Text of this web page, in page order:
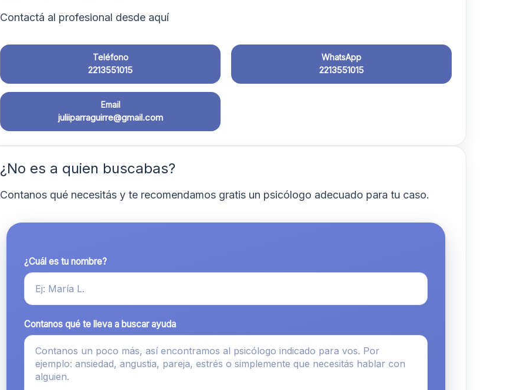
Contactá al profesional desde aquí
Teléfono
2213551015
WhatsApp
2213551015
Email
juliiparraguirre@gmail.com
¿No es a quien buscabas?
Contanos qué necesitás y te recomendamos gratis un psicólogo adecuado para tu caso.
¿Cuál es tu nombre?
Contanos qué te lleva a buscar ayuda